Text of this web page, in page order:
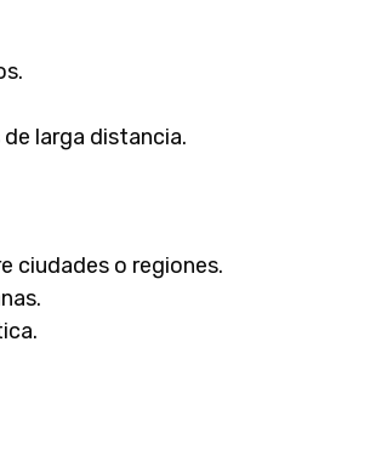
larga distancia.
ciudades o regiones.